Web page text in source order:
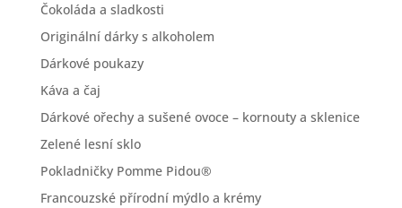
Čokoláda a sladkosti
Originální dárky s alkoholem
Dárkové poukazy
Káva a čaj
Dárkové ořechy a sušené ovoce – kornouty a sklenice
Zelené lesní sklo
Pokladničky Pomme Pidou®
Francouzské přírodní mýdlo a krémy